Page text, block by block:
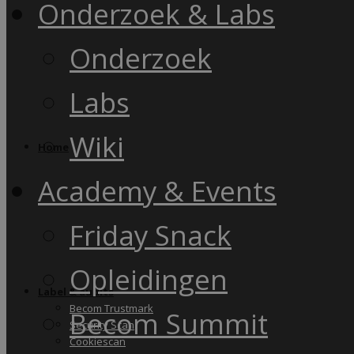
Label & audits
Becom Trustmark
Security Scan
Cookiescan
Onderzoek & Labs
Onderzoek
Labs
Wiki
Academy & Events
Friday Snack
Opleidingen
Becom Summit